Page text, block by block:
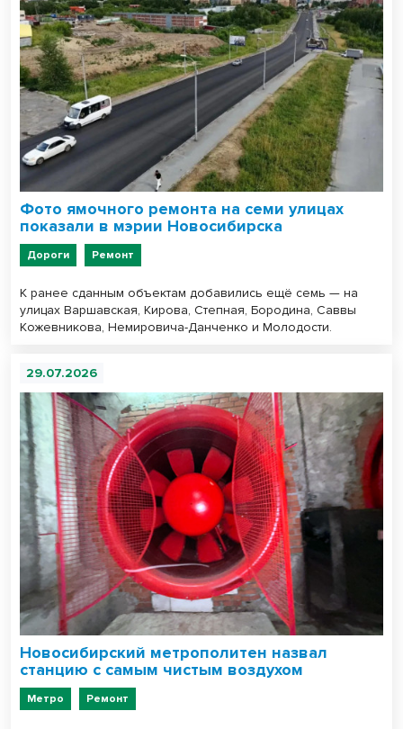
Фото ямочного ремонта на семи улицах
показали в мэрии Новосибирска
Дороги Ремонт
К ранее сданным объектам добавились ещё семь — на
улицах Варшавская, Кирова, Степная, Бородина, Саввы
Кожевникова, Немировича-Данченко и Молодости.
29.07.2026
Новосибирский метрополитен назвал
станцию с самым чистым воздухом
Метро Ремонт